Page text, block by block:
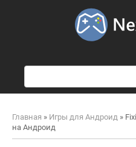
Главная » Игры для Андроид »
на Андроид